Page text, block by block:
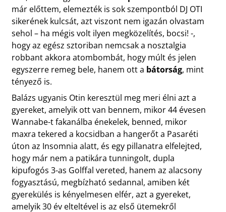
már előttem, elemezték is sok szempontból DJ OTI
sikerének kulcsát, azt viszont nem igazán olvastam
sehol – ha mégis volt ilyen megközelítés, bocsi! -,
hogy az egész sztoriban nemcsak a nosztalgia
robbant akkora atombombát, hogy múlt és jelen
egyszerre remeg bele, hanem ott a bátorság, mint
tényező is.
Balázs ugyanis Otin keresztül meg meri élni azt a
gyereket, amelyik ott van bennem, mikor 44 évesen
Wannabe-t fakanálba énekelek, benned, mikor
maxra tekered a kocsidban a hangerőt a Pasaréti
úton az Insomnia alatt, és egy pillanatra elfelejted,
hogy már nem a patikára tunningolt, dupla
kipufogós 3-as Golffal vereted, hanem az alacsony
fogyasztású, megbízható sedannal, amiben két
gyerekülés is kényelmesen elfér, azt a gyereket,
amelyik 30 év elteltével is az első ütemekről